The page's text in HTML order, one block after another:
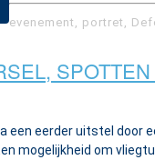
evenement, portret,
een eerder uitstel door
mogelijkheid om